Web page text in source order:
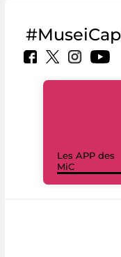
Les APP des
MiC